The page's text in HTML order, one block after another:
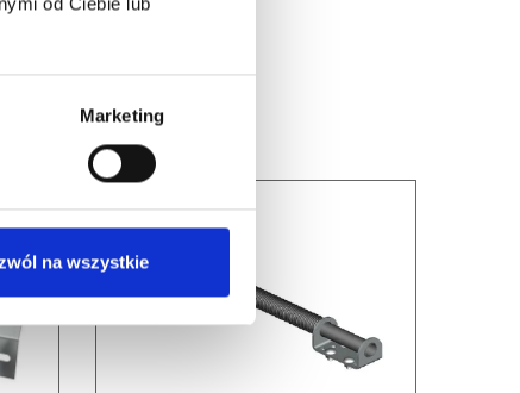
Marketing
na wszystkie